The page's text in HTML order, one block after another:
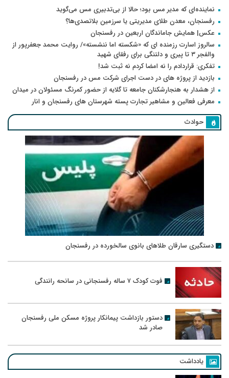
نماینده‌ای که مدیر مس بود؛ حالا از بی‌تدبیری مس می‌گوید
رفسنجان، معدن طلای مدیریتی یا سرزمین بلاتصدی‌ها؟
عکس| همایش جاماندگان اربعین در رفسنجان
سالروز اسارت رزمنده ای که «شکسته اما ننشسته»/ روایت محمد جعفرپور از
والفجر ۳ تا پیری و دلتنگی برای رفقای شهید
تفکری: قراردادم را نه امضا کردم نه ثبت شد!
بازدید از پروژه های در دست اجرای شرکت مس در رفسنجان
از هشدار به هنجارشکنان جامعه تا گلایه از حضور کمرنگ مسئولان در میدان
معرفی فعالین و مشاهیر تجارت پسته شهرستان های رفسنجان و انار
حوادث
دستگیری سارقان طلاهای بانوی سالخورده در رفسنجان
فوت کودک ۷ ساله رفسنجانی در سانحه رانندگی
دستور بازداشت پیمانکار پروژه مسکن ملی رفسنجان
صادر شد
یادداشت